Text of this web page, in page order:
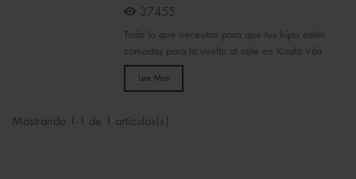
37455
Todo lo que necesitas para que tus hijos estén
cómodos para la vuelta al cole en Koala Vila
Lee Mas
Mostrando 1-1 de 1 artículos(s)